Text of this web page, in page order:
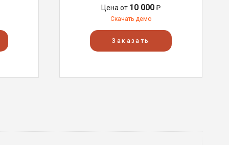
Цена от 10 000₽
Скачать демо
Заказать